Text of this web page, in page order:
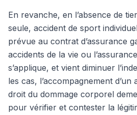
En revanche, en l’absence de
seule, accident de sport
prévue au contrat d’assurance
accidents de la vie ou
s’applique, et vient diminuer
les cas, l’accompagnement d’un
droit du dommage corporel
pour vérifier et contester la